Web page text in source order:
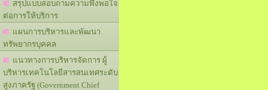
สรุปแบบสอบถามความพึงพอใจ
ต่อการให้บริการ
แผนการบริหารและพัฒนา
ทรัพยากรบุคคล
แนวทางการบริหารจัดการ ผู้
บริหารเทคโนโลยีสารสนเทศระดับ
สูงภาครัฐ (Government Chief